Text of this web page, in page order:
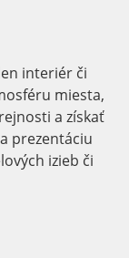
interiér či
miesta,
a získať
prezentáciu
izieb či